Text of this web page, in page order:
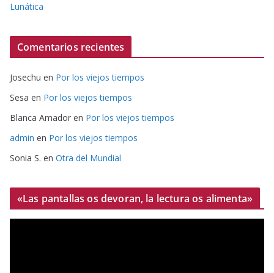
Lunática
Comentarios recientes
Josechu en Por los viejos tiempos
Sesa en Por los viejos tiempos
Blanca Amador en Por los viejos tiempos
admin en Por los viejos tiempos
Sonia S. en Otra del Mundial
«Las pantallas os devoran, la lectura os alimenta»